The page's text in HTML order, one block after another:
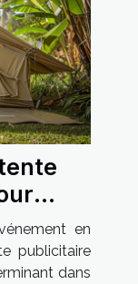
en
publicitaire
dans